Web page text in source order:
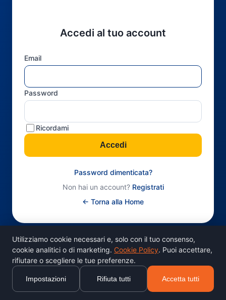
Accedi al tuo account
Email
Password
Ricordami
Accedi
Password dimenticata?
Non hai un account? Registrati
← Torna alla Home
Utilizziamo cookie necessari e, solo con il tuo consenso,
cookie analitici o di marketing. Cookie Policy. Puoi accettare,
rifiutare o scegliere le tue preferenze.
Impostazioni Rifiuta tutti Accetta tutti